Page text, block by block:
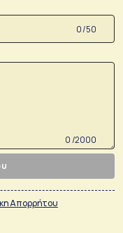
0 /50
0 /2000
Απορρήτου